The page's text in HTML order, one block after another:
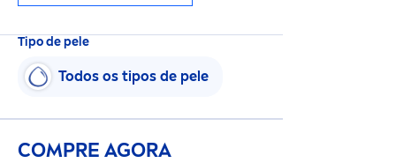
Tipo de pele
Todos os tipos de pele
COMPRE AGORA